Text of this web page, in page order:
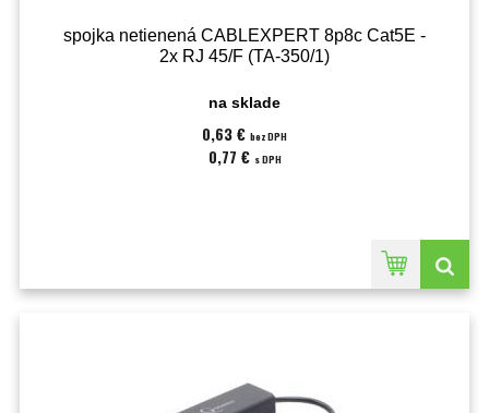
spojka netienená CABLEXPERT 8p8c Cat5E -
2x RJ 45/F (TA-350/1)
na sklade
0,63 € bez DPH
0,77 € s DPH